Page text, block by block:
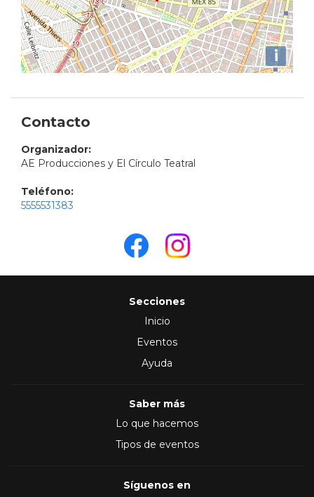
i
Contacto
Organizador:
AE Producciones y El Círculo Teatral
Teléfono:
5555531383
Secciones
Inicio
Eventos
Ayuda
Saber más
Lo que hacemos
Tipos de eventos
Síguenos en